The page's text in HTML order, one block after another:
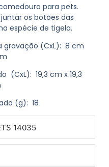
para pets.
os botões das
espécie de tigela.
gravação (CxL): 8 cm
(CxL): 19,3 cm x 19,3
(g): 18